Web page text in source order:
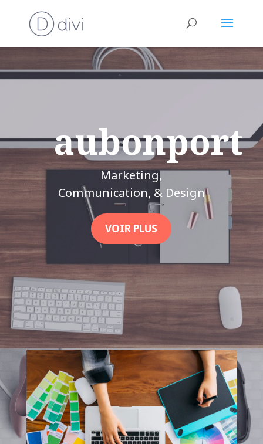
aubonport
Marketing,
Communication, & Design
VOIR PLUS